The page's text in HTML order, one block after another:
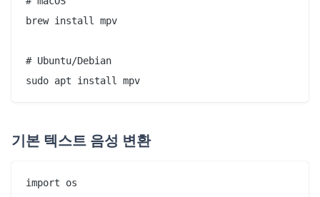
brew install mpv
# Ubuntu/Debian
기본 텍스트 음성 변환
import os